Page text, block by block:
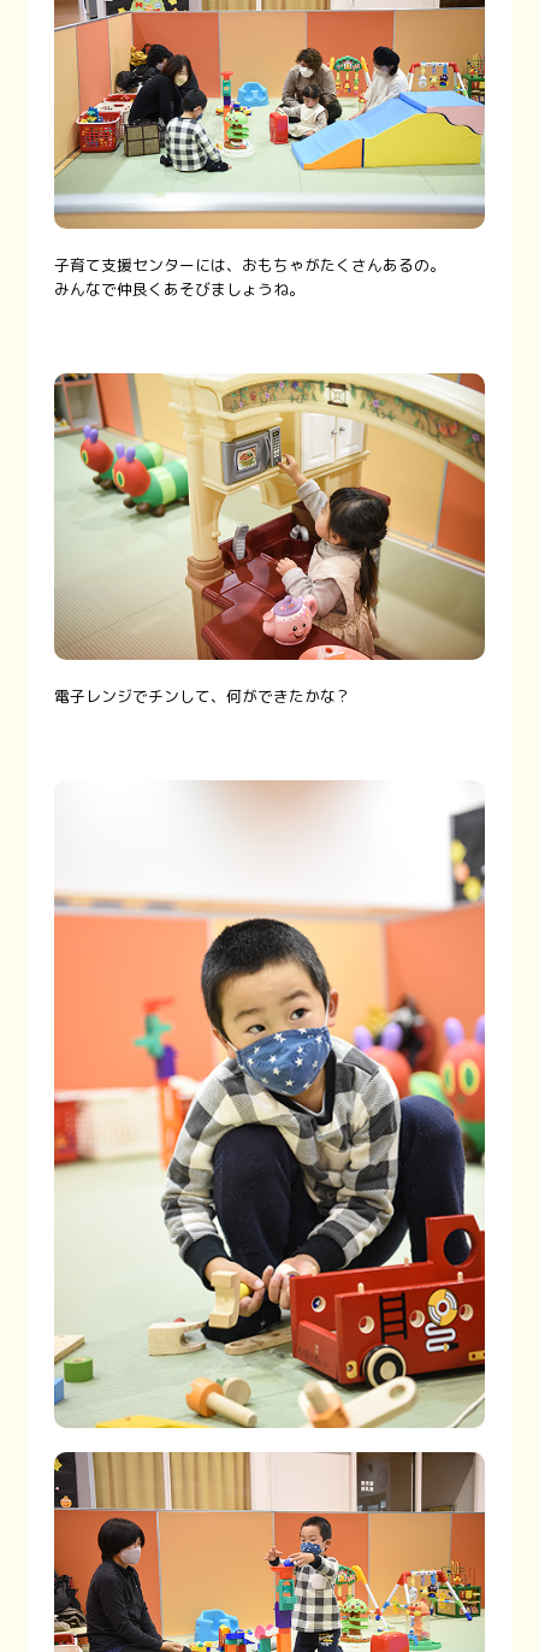
子育て支援センターには、おもちゃがたくさんあるの。
みんなで仲良くあそびましょうね。
電子レンジでチンして、何ができたかな？